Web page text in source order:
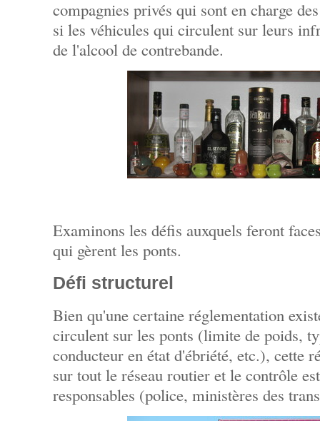
compagnies privés qui sont en charge
si les véhicules qui circulent sur leurs
de l'alcool de contrebande.
Examinons les défis auxquels feront
qui gèrent les ponts.
Défi structurel
Bien qu'une certaine réglementation
circulent sur les ponts (limite de poids,
conducteur en état d'ébriété, etc.), cette
sur tout le réseau routier et le contrôle
responsables (police, ministères des